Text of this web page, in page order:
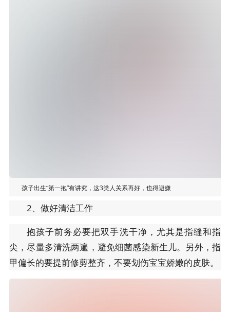
孩子出生“第一抱”有讲究，这3类人关系再好，也得避嫌
2、做好清洁工作
抱孩子前务必要把双手洗干净，尤其是指缝和指
尖，尽量多清洗两遍，避免细菌感染新生儿。另外，指
甲偏长的要提前修剪整齐，不要划伤宝宝娇嫩的皮肤。